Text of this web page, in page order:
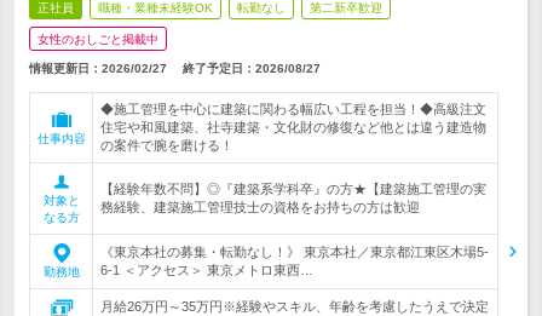
正社員 職種・業種未経験OK 転勤なし 第二新卒歓迎
女性のおしごと掲載中
情報更新日：2026/02/27 終了予定日： 2026/08/27
仕事内容
◆施工管理を中心に建築に関わる幅広い工程を担当！◆高級注文
住宅や和風建築、社寺建築・文化財の修復など他とは違う建造物
の案件で腕を磨ける！
対象と
なる方
【経験年数不問】◎『建築系学科卒』の方★【建築施工管理の実
務経験、建築施工管理技士の資格をお持ちの方は歓迎
勤務地
《東京本社の募集・転勤なし！》 東京本社／東京都江東区木場5-
6-1 ＜アクセス＞ 東京メトロ東西…
月給26万円～35万円※経験やスキル、年齢を考慮したうえで決定